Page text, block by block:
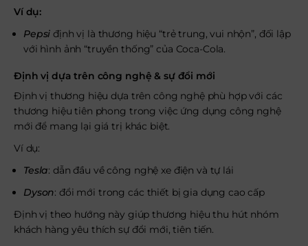
Ví dụ:
Pepsi định vị là thương hiệu “trẻ trung, vui nhộn”, đối lập
với hình ảnh “truyền thống” của Coca-Cola.
Định vị dựa trên công nghệ & sự đổi mới
Định vị thương hiệu dựa trên công nghệ phù hợp với các
thương hiệu tiên phong trong việc ứng dụng công nghệ
mới để mang lại giá trị khác biệt.
Ví dụ:
Tesla: dẫn đầu về công nghệ xe điện và tự lái
Dyson: đổi mới trong các thiết bị gia dụng cao cấp
Định vị theo hướng này giúp thương hiệu thu hút nhóm
khách hàng yêu thích sự đổi mới, tiên tiến.